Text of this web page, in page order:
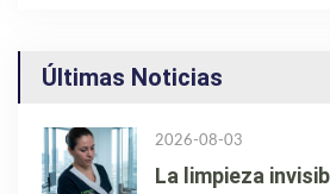
Últimas Noticias
2026-08-03
La limpieza